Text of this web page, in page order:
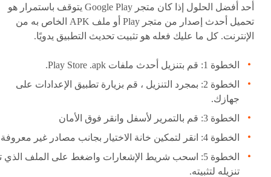
أحد أفضل الحلول إذا كان متجر Google Play يتوقف باستمرار هو
تحميل أحدث إصدار من متجر Play أو ملف APK الخاص به من
الإنترنت. كل ما عليك فعله هو تثبيت تحديث التطبيق يدويًا.
الخطوة 1: قم بتنزيل أحدث ملفات Play Store .apk.
الخطوة 2: بمجرد التنزيل ، قم بزيارة تطبيق الإعدادات على
جهازك.
الخطوة 3: قم بالتمرير لأسفل وانقر فوق الأمان
الخطوة 4: انقر لتمكين خانة الاختيار بجانب مصادر غير معروفة.
الخطوة 5: اسحب شريط الإشعارات واضغط على الملف الذي
تنزيله لتثبيته.